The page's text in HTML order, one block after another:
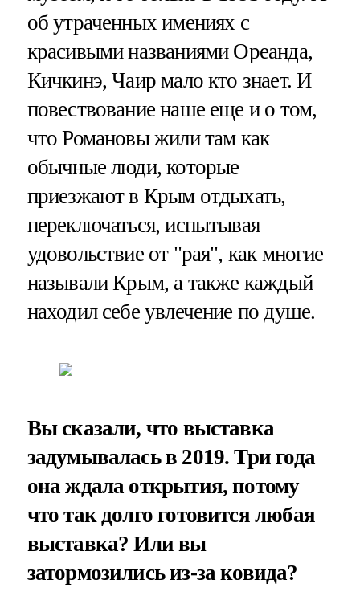
об утраченных имениях с
красивыми названиями Ореанда,
Кичкинэ, Чаир мало кто знает. И
повествование наше еще и о том,
что Романовы жили там как
обычные люди, которые
приезжают в Крым отдыхать,
переключаться, испытывая
удовольствие от "рая", как многие
называли Крым, а также каждый
находил себе увлечение по душе.
Вы сказали, что выставка
задумывалась в 2019. Три года
она ждала открытия, потому
что так долго готовится любая
выставка? Или вы
затормозились из-за ковида?